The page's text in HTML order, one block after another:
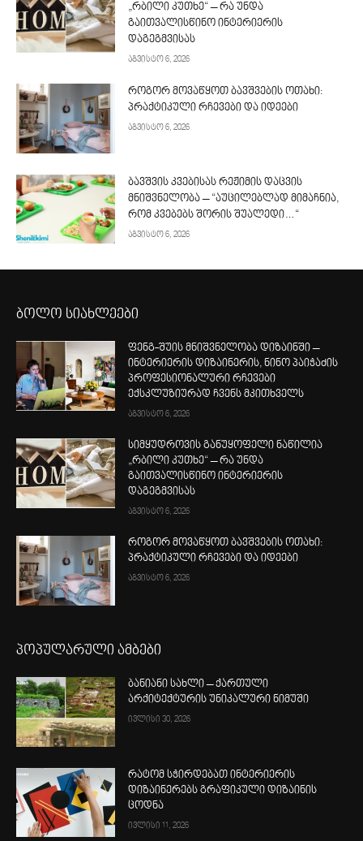
„რბილი კუთხე“ – რა უნდა
გაითვალისწინო ინტერიერის
დაგეგმვისას
აგვისტო 6, 2026
როგორ მოვაწყოთ ბავშვების ოთახი:
პრაქტიკული რჩევები და იდეები
აგვისტო 6, 2026
ბავშვის კვებისას რეჟიმის დაცვის
მნიშვნელობა – “აუცილებლად მიმაჩნია,
რომ კვებებს შორის შუალედი…“
აგვისტო 6, 2026
ბოლო სიახლეები
ფენგ-შუის მნიშვნელობა დიზაინში –
ინტერიერის დიზაინერის, ნინო პაიჭაძის
პროფესიონალური რჩევები
ექსკლუზიურად ჩვენს მკითხველს
აგვისტო 6, 2026
სიმყუდროვის განუყოფელი ნაწილია
„რბილი კუთხე“ – რა უნდა
გაითვალისწინო ინტერიერის
დაგეგმვისას
აგვისტო 6, 2026
როგორ მოვაწყოთ ბავშვების ოთახი:
პრაქტიკული რჩევები და იდეები
აგვისტო 6, 2026
პოპულარული ამბები
ბანიანი სახლი – ქართული
არქიტექტურის უნიკალური ნიმუში
ივლისი 30, 2026
რატომ სჭირდებათ ინტერიერის
დიზაინერებს გრაფიკული დიზაინის
ცოდნა
ივლისი 11, 2026